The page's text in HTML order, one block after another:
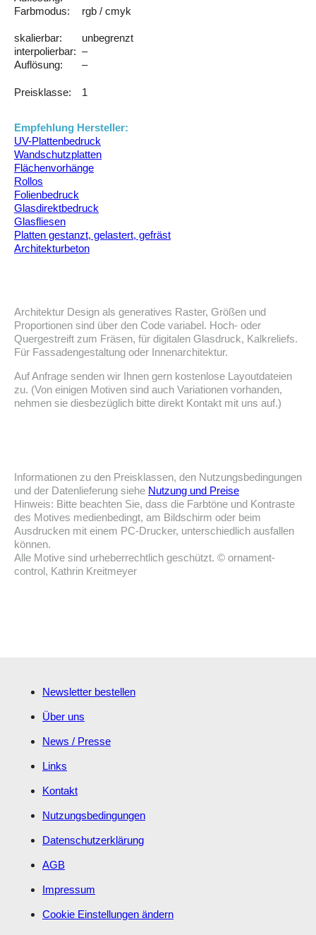
Farbmodus:
rgb / cmyk
skalierbar:
unbegrenzt
interpolierbar: –
Auflösung:
–
Preisklasse: 1
Empfehlung Hersteller:
UV-Plattenbedruck
Wandschutzplatten
Flächenvorhänge
Rollos
Folienbedruck
Glasdirektbedruck
Glasfliesen
Platten gestanzt, gelastert, gefräst
Architekturbeton
Architektur Design als generatives Raster, Größen und
Proportionen sind über den Code variabel. Hoch- oder
Quergestreift zum Fräsen, für digitalen Glasdruck, Kalkreliefs.
Für Fassadengestaltung oder Innenarchitektur.
Auf Anfrage senden wir Ihnen gern kostenlose Layoutdateien
zu. (Von einigen Motiven sind auch Variationen vorhanden,
nehmen sie diesbezüglich bitte direkt Kontakt mit uns auf.)
Informationen zu den Preisklassen, den Nutzungsbedingungen
und der Datenlieferung siehe Nutzung und Preise
Hinweis: Bitte beachten Sie, dass die Farbtöne und Kontraste
des Motives medienbedingt, am Bildschirm oder beim
Ausdrucken mit einem PC-Drucker, unterschiedlich ausfallen
können.
Alle Motive sind urheberrechtlich geschützt. © ornament-
control, Kathrin Kreitmeyer
Newsletter bestellen
Über uns
News / Presse
Links
Kontakt
Nutzungsbedingungen
Datenschutzerklärung
AGB
Impressum
Cookie Einstellungen ändern